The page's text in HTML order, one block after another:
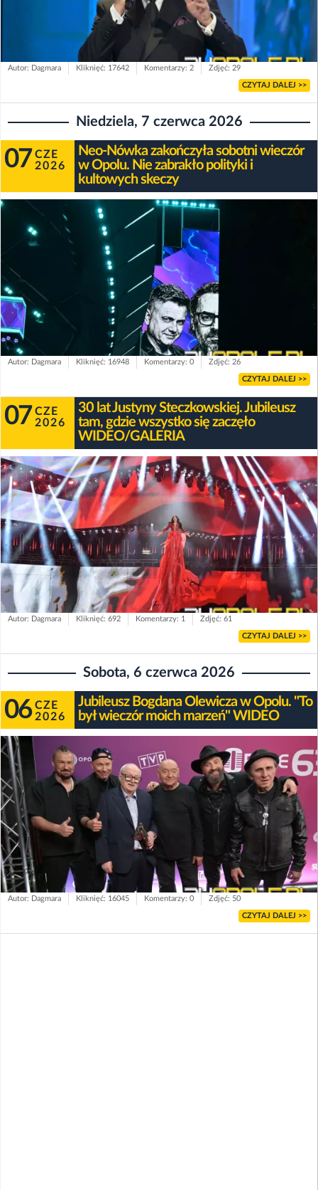
Autor: Dagmara Kliknięć: 17642 Komentarzy: 2 Zdjęć: 29
CZYTAJ DALEJ >>
Niedziela, 7 czerwca 2026
07 CZE
2026
Neo-Nówka zakończyła sobotni wieczór
w Opolu. Nie zabrakło polityki i
kultowych skeczy
Autor: Dagmara Kliknięć: 16948 Komentarzy: 0 Zdjęć: 26
CZYTAJ DALEJ >>
07 CZE
2026
30 lat Justyny Steczkowskiej. Jubileusz
tam, gdzie wszystko się zaczęło
WIDEO/GALERIA
Autor: Dagmara Kliknięć: 692 Komentarzy: 1 Zdjęć: 61
CZYTAJ DALEJ >>
Sobota, 6 czerwca 2026
06 CZE
2026
Jubileusz Bogdana Olewicza w Opolu. "To
był wieczór moich marzeń" WIDEO
Autor: Dagmara Kliknięć: 16045 Komentarzy: 0 Zdjęć: 50
CZYTAJ DALEJ >>